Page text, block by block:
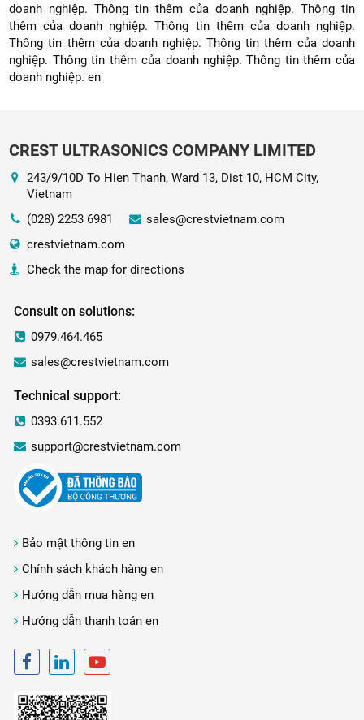
doanh nghiệp. Thông tin thêm của doanh nghiệp. Thông tin
thêm của doanh nghiệp. Thông tin thêm của doanh nghiệp.
Thông tin thêm của doanh nghiệp. Thông tin thêm của doanh
nghiệp. Thông tin thêm của doanh nghiệp. Thông tin thêm của
doanh nghiệp. en
CREST ULTRASONICS COMPANY LIMITED
243/9/10D To Hien Thanh, Ward 13, Dist 10, HCM City,
Vietnam
(028) 2253 6981
sales@crestvietnam.com
crestvietnam.com
Check the map for directions
Consult on solutions:
0979.464.465
sales@crestvietnam.com
Technical support:
0393.611.552
support@crestvietnam.com
Bảo mật thông tin en
Chính sách khách hàng en
Hướng dẫn mua hàng en
Hướng dẫn thanh toán en